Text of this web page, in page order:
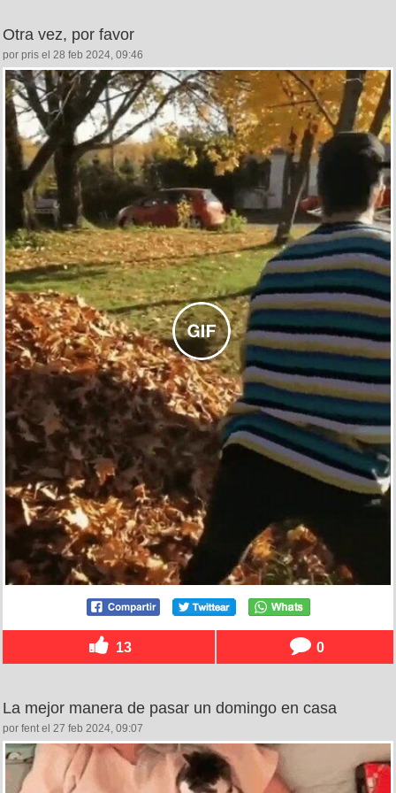
Otra vez, por favor
por pris el 28 feb 2024, 09:46
13 0
La mejor manera de pasar un domingo en casa
por fent el 27 feb 2024, 09:07